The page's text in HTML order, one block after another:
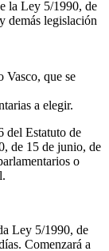
la Ley 5/1990, de
demás legislación
Vasco, que se
a elegir.
del Estatuto de
de 15 de junio, de
o
Ley 5/1990, de
Comenzará a